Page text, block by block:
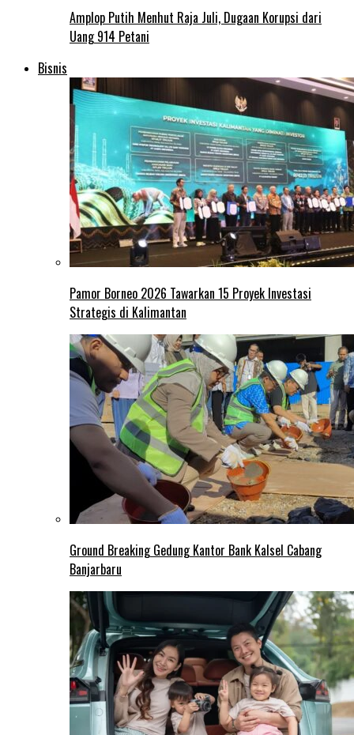
Amplop Putih Menhut Raja Juli, Dugaan Korupsi dari
Uang 914 Petani
Bisnis
Pamor Borneo 2026 Tawarkan 15 Proyek Investasi
Strategis di Kalimantan
Ground Breaking Gedung Kantor Bank Kalsel Cabang
Banjarbaru